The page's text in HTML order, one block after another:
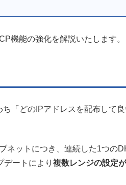
機能の強化を解説いたします。
「どのIPアドレスを配布して
ネットにつき、連続した1つの
ートにより 複数レンジの設定